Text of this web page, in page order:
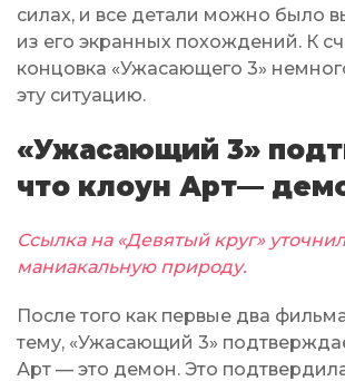
силах, и все детали можно было
из его экранных похождений. К
концовка «Ужасающего 3»
эту ситуацию.
«Ужасающий 3»
что клоун Арт—
Ссылка на «Девятый круг»
маниакальную природу.
После того как первые два
тему, «Ужасающий 3»
Арт — это демон. Это